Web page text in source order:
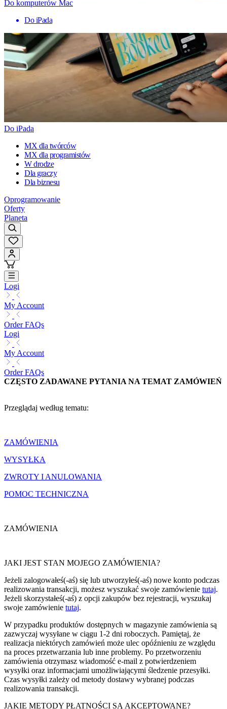
Do komputerów Mac
Do iPada
Do iPada
MX dla twórców
MX dla programistów
W drodze
Dla graczy
Dla biznesu
Oprogramowanie
Oferty
Planeta
Logi
My Account
Order FAQs
Logi
My Account
Order FAQs
CZĘSTO ZADAWANE PYTANIA NA TEMAT ZAMÓWIEŃ
Przeglądaj według tematu:
ZAMÓWIENIA
WYSYŁKA
ZWROTY I ANULOWANIA
POMOC TECHNICZNA
ZAMÓWIENIA
JAKI JEST STAN MOJEGO ZAMÓWIENIA?
Jeżeli zalogowałeś(-aś) się lub utworzyłeś(-aś) nowe konto podczas
realizowania transakcji, możesz wyszukać swoje zamówienie tutaj.
Jeżeli skorzystałeś(-aś) z opcji zakupów bez rejestracji, wyszukaj
swoje zamówienie tutaj.
W przypadku produktów dostępnych w magazynie zamówienia są
zazwyczaj wysyłane w ciągu 1-2 dni roboczych. Pamiętaj, że
realizacja niektórych zamówień może ulec opóźnieniu ze względu
na proces przetwarzania lub inne problemy. Po przetworzeniu
zamówienia otrzymasz wiadomość e-mail z potwierdzeniem
wysyłki oraz informacjami umożliwiającymi śledzenie przesyłki.
Czas wysyłki zależy od metody dostawy wybranej podczas
realizowania transakcji.
JAKIE METODY PŁATNOŚCI SĄ AKCEPTOWANE?